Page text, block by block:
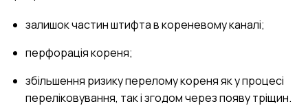
залишок частин штифта в кореневому каналі;
перфорація кореня;
збільшення ризику перелому кореня як у процесі
переліковування, так і згодом через появу тріщин.